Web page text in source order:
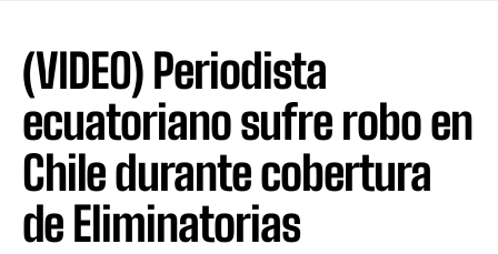
(VIDEO) Periodista
ecuatoriano sufre robo en
Chile durante cobertura
de Eliminatorias